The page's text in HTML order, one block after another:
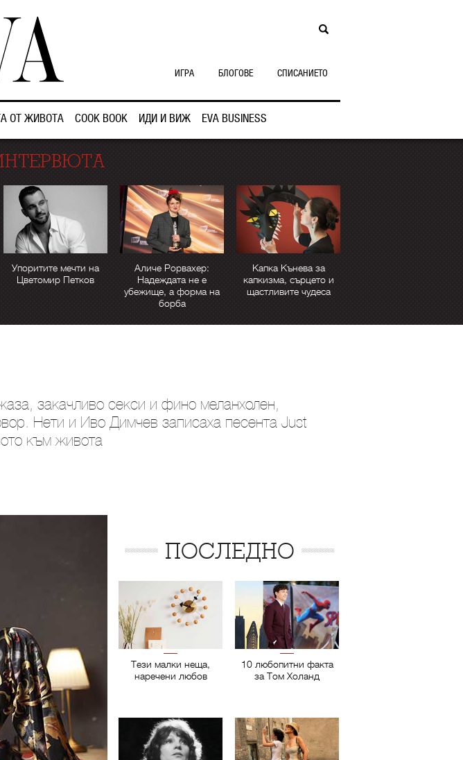
ОТ ЖИВОТА COOK BOOK ИДИ И ВИЖ EVA BUSINESS
ИГРА БЛОГОВЕ СПИСАНИЕТО
Упоритите мечти на
Цветомир Петков
Аличе Рорвахер:
Надеждата не е
убежище, а форма на
борба
Капка Кънева за
капкизма, сърцето и
щастливите чудеса
закачливо секси и фино меланхолен,
Нети и Иво Димчев записаха песента Just
към живота
ПОСЛЕДНО
Тези малки неща,
наречени любов
10 любопитни факта
за Том Холанд